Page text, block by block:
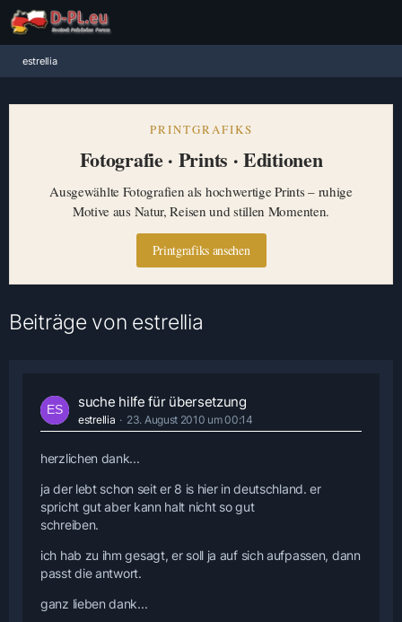
estrellia
PRINTGRAFIKS
Fotografie · Prints · Editionen
Ausgewählte Fotografien als hochwertige Prints – ruhige
Motive aus Natur, Reisen und stillen Momenten.
Printgrafiks ansehen
Beiträge von estrellia
suche hilfe für übersetzung
estrellia 23. August 2010 um 00:14
herzlichen dank...
ja der lebt schon seit er 8 is hier in deutschland. er
spricht gut aber kann halt nicht so gut
schreiben.
ich hab zu ihm gesagt, er soll ja auf sich aufpassen, dann
passt die antwort.
ganz lieben dank...